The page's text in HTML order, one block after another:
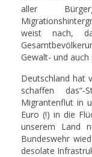
aller
weist nach,
Gewalt- und
Deutschland hat
schaffen
Migrantenflut in
Euro (!) in die
unserem Land
Bundeswehr
desolate